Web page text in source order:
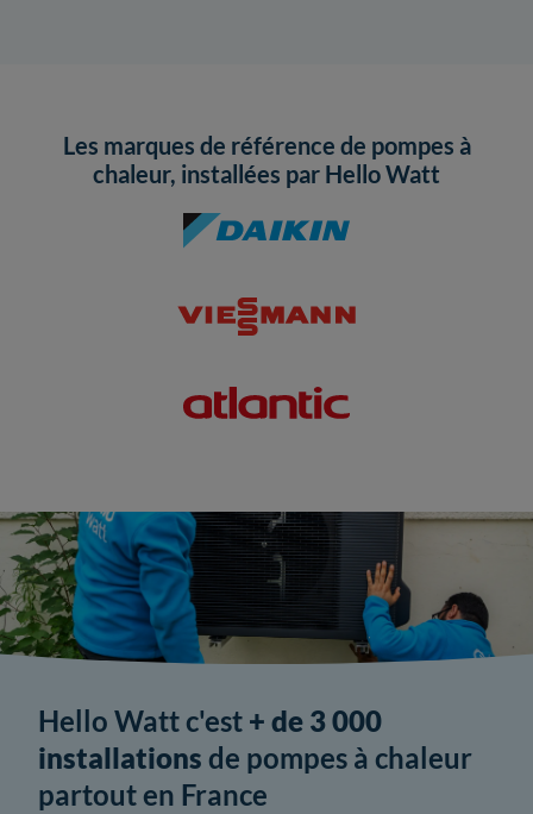
Les marques de référence de pompes à
chaleur, installées par Hello Watt
Hello Watt c'est + de 3 000
installations de pompes à chaleur
partout en France